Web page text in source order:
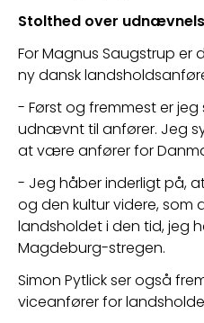
Stolthed over
For Magnus Saugstrup
ny dansk
- Først og fremmest er
udnævnt til anfører. Jeg
at være anfører for
- Jeg håber inderligt på,
og den kultur videre,
landsholdet i den tid, jeg
Magdeburg-stregen.
Simon Pytlick ser også
viceanfører for